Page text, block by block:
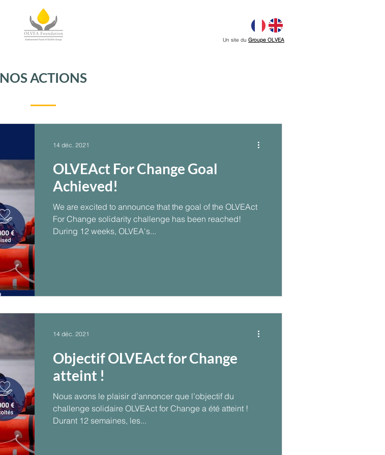
Un site du Groupe OLVEA
NOS ACTIONS
OLVEAct For Change Goal
Achieved!
We are excited to announce that the goal of the OLVEAct
For Change solidarity challenge has been reached!
During 12 weeks, OLVEA's...
14 déc. 2021
Objectif OLVEAct for Change
atteint !
Nous avons le plaisir d’annoncer que l’objectif du
challenge solidaire OLVEAct for Change a été atteint !
Durant 12 semaines, les...
14 déc. 2021